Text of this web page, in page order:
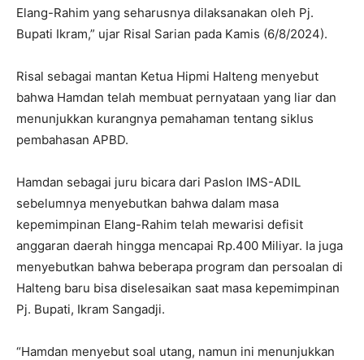
Elang-Rahim yang seharusnya dilaksanakan oleh Pj.
Bupati Ikram,” ujar Risal Sarian pada Kamis (6/8/2024).
Risal sebagai mantan Ketua Hipmi Halteng menyebut
bahwa Hamdan telah membuat pernyataan yang liar dan
menunjukkan kurangnya pemahaman tentang siklus
pembahasan APBD.
Hamdan sebagai juru bicara dari Paslon IMS-ADIL
sebelumnya menyebutkan bahwa dalam masa
kepemimpinan Elang-Rahim telah mewarisi defisit
anggaran daerah hingga mencapai Rp.400 Miliyar. Ia juga
menyebutkan bahwa beberapa program dan persoalan di
Halteng baru bisa diselesaikan saat masa kepemimpinan
Pj. Bupati, Ikram Sangadji.
“Hamdan menyebut soal utang, namun ini menunjukkan